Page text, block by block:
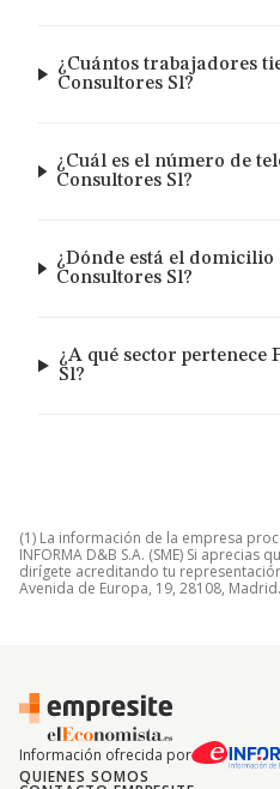
¿Cuántos trabajadores
Consultores Sl?
¿Cuál es el número de
Consultores Sl?
¿Dónde está el domicilio
Consultores Sl?
¿A qué sector pertenece
Sl?
(1) La información de la empresa
INFORMA D&B S.A. (SME) Si
dirígete acreditando tu
Avenida de Europa, 19, 28108, Madrid.
Información ofrecida por
QUIENES SOMOS